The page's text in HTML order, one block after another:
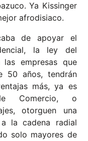
Ya Kissinger
afrodisiaco.
de apoyar el
la ley del
las empresas que
50 años, tendrán
más, ya es
Comercio, o
otorguen una
la cadena radial
solo mayores de